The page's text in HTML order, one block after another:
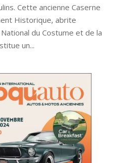
Cette ancienne Caserne
Historique, abrite
du Costume et de la
un...